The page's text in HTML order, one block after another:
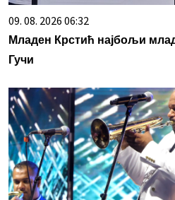
09. 08. 2026 06:32
Младен Крстић најбољи
Гучи